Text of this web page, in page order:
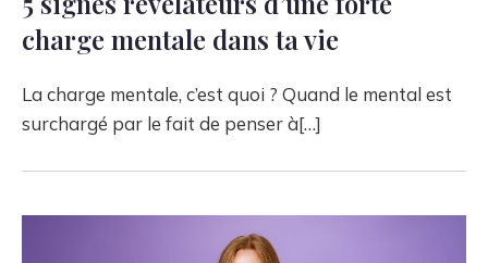
charge mentale dans ta vie
La charge mentale, c’est quoi ? Quand le mental est
surchargé par le fait de penser à[…]